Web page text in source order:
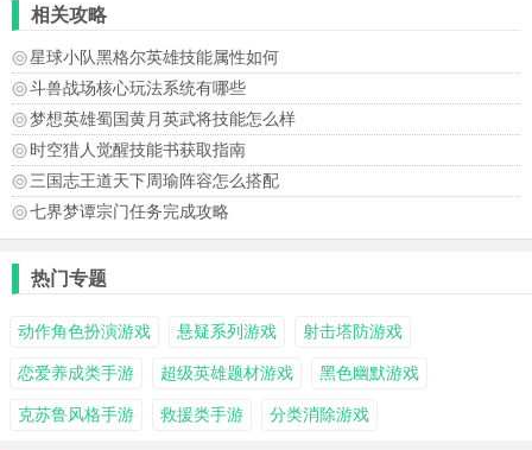
相关攻略
星球小队黑格尔英雄技能属性如何
斗兽战场核心玩法系统有哪些
梦想英雄蜀国黄月英武将技能怎么样
时空猎人觉醒技能书获取指南
三国志王道天下周瑜阵容怎么搭配
七界梦谭宗门任务完成攻略
热门专题
动作角色扮演游戏 悬疑系列游戏 射击塔防游戏
恋爱养成类手游 超级英雄题材游戏 黑色幽默游戏
克苏鲁风格手游 救援类手游 分类消除游戏